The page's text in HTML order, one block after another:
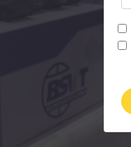
e
m
a
s
e
u
e